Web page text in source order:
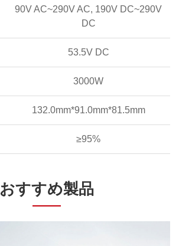
90V AC~290V AC, 190V DC~290V
DC
53.5V DC
3000W
132.0mm*91.0mm*81.5mm
≥95%
おすすめ製品